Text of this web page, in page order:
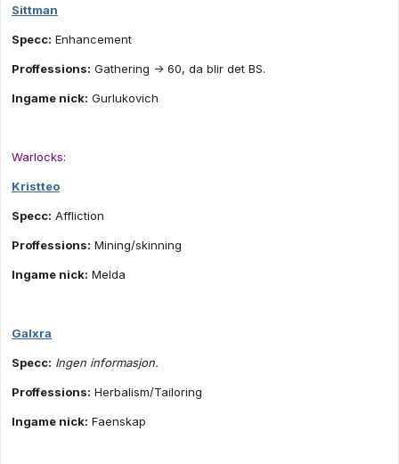
Sittman
Specc: Enhancement
Proffessions: Gathering -> 60, da blir det BS.
Ingame nick: Gurlukovich
Warlocks:
Kristteo
Specc: Affliction
Proffessions: Mining/skinning
Ingame nick: Melda
Galxra
Specc: Ingen informasjon.
Proffessions: Herbalism/Tailoring
Ingame nick: Faenskap